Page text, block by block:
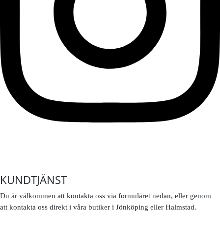
KUNDTJÄNST
Du är välkommen att kontakta oss via formuläret nedan, eller genom
att kontakta oss direkt i våra butiker i Jönköping eller Halmstad.